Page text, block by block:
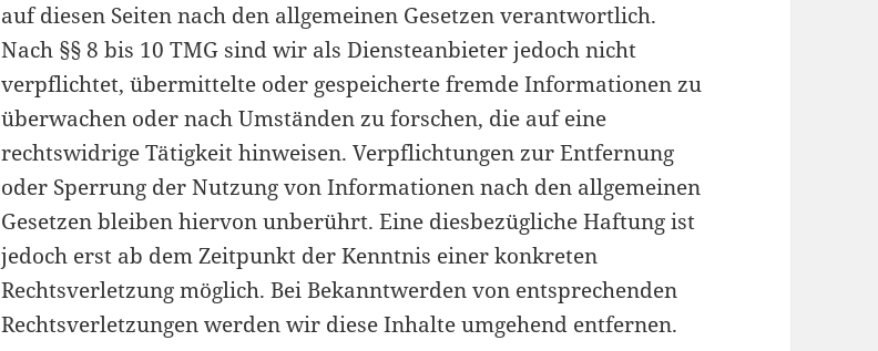
auf diesen Seiten nach den allgemeinen Gesetzen verantwortlich.
Nach §§ 8 bis 10 TMG sind wir als Diensteanbieter jedoch nicht
verpflichtet, übermittelte oder gespeicherte fremde Informationen zu
überwachen oder nach Umständen zu forschen, die auf eine
rechtswidrige Tätigkeit hinweisen. Verpflichtungen zur Entfernung
oder Sperrung der Nutzung von Informationen nach den allgemeinen
Gesetzen bleiben hiervon unberührt. Eine diesbezügliche Haftung ist
jedoch erst ab dem Zeitpunkt der Kenntnis einer konkreten
Rechtsverletzung möglich. Bei Bekanntwerden von entsprechenden
Rechtsverletzungen werden wir diese Inhalte umgehend entfernen.